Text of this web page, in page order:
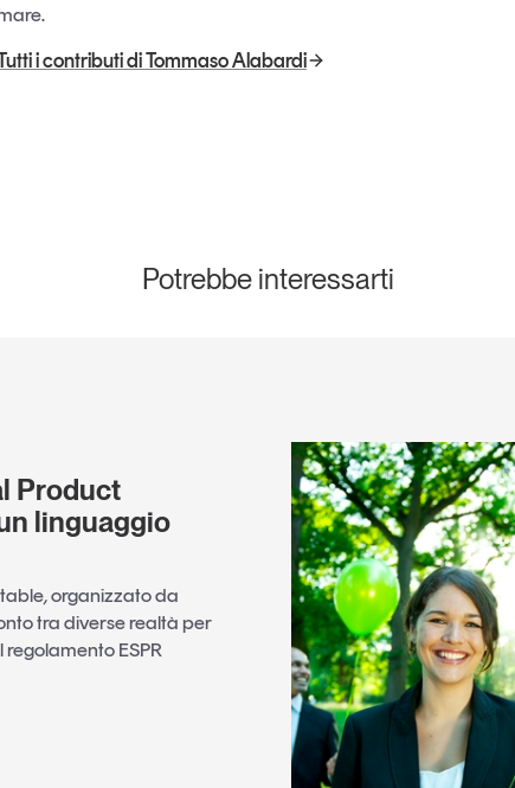
i contributi di Tommaso Alabardi
Potrebbe interessarti
Product
linguaggio
,organizzato da
tra diverse realtà per
ESPR